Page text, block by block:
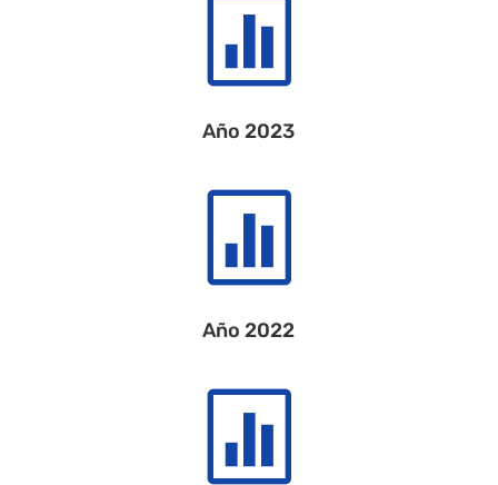

Año 2023

Año 2022
